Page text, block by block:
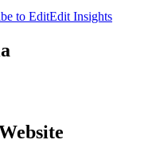
to EditEdit Insights